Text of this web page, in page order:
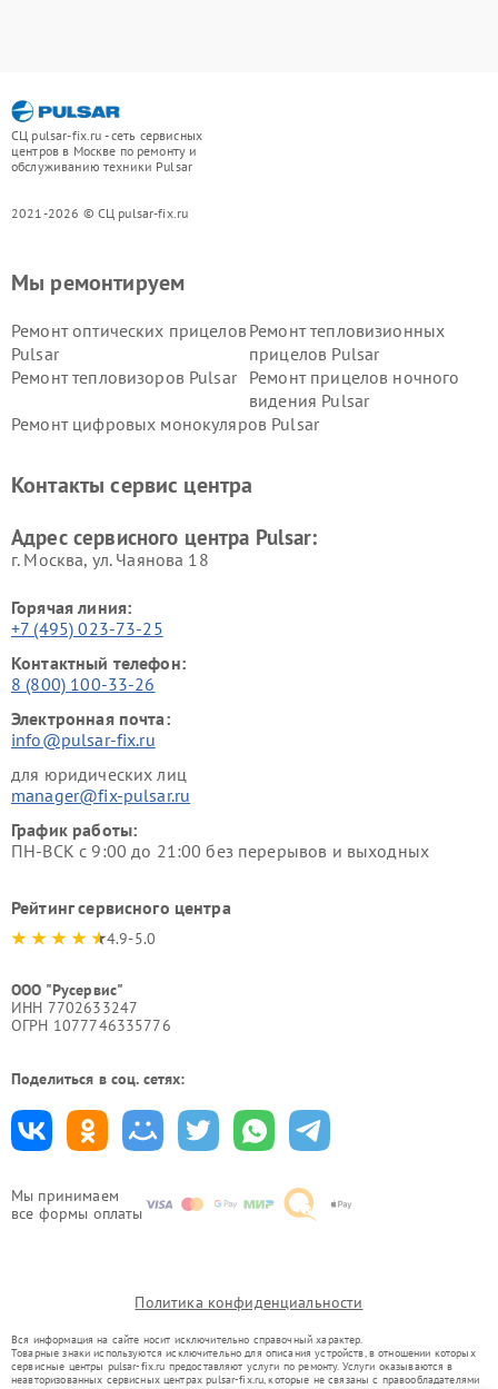
СЦ pulsar-fix.ru - сеть сервисных
центров в Москве по ремонту и
обслуживанию техники Pulsar
2021-2026 © СЦ pulsar-fix.ru
Мы принимаем
все формы оплаты
Мы ремонтируем
Ремонт оптических прицелов
Pulsar
Ремонт тепловизионных
прицелов Pulsar
Ремонт тепловизоров Pulsar
Ремонт прицелов ночного
видения Pulsar
Ремонт цифровых монокуляров Pulsar
Контакты сервис центра
Адрес сервисного центра Pulsar:
г. Москва, ул. Чаянова 18
Горячая линия:
+7 (495) 023-73-25
Контактный телефон:
8 (800) 100-33-26
Электронная почта:
info@pulsar-fix.ru
для юридических лиц
manager@fix-pulsar.ru
График работы:
ПН-ВСК с 9:00 до 21:00 без перерывов и выходных
Рейтинг сервисного центра
4.9-5.0
ООО "Русервис"
ИНН 7702633247
ОГРН 1077746335776
Поделиться в соц. сетях:
Политика конфиденциальности
Вся информация на сайте носит исключительно справочный характер.
Товарные знаки используются исключительно для описания устройств, в отношении которых
сервисные центры pulsar-fix.ru предоставляют услуги по ремонту. Услуги оказываются в
неавторизованных сервисных центрах pulsar-fix.ru, которые не связаны с правообладателями